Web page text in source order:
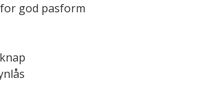
god pasform